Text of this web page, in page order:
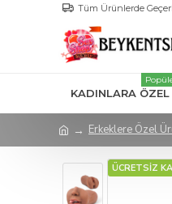
Tüm Ürünlerde
KADINLARA ÖZEL
Erkeklere Özel
ÜCRETSİZ